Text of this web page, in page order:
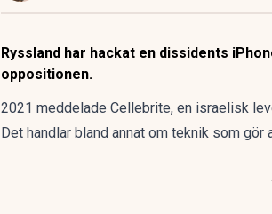
Ryssland har hackat en dissidents
oppositionen.
2021 meddelade Cellebrite, en israelisk
Det handlar bland annat om teknik som